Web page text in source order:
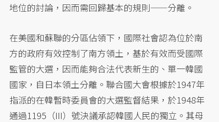
地位的討論，因而需回歸基本的規則——分離。
在美國和蘇聯的分區佔領下，國際社會認為位於南
方的政府有效控制了南方領土，基於有效而受國際
監管的大選，因而能夠合法代表新生的、單一韓國
國家，自日本領土分離。聯合國大會根據於1947年
指派的在韓暫時委員會的大選監督結果，於1948年
通過1195（III）號決議承認韓國人民的獨立。其母